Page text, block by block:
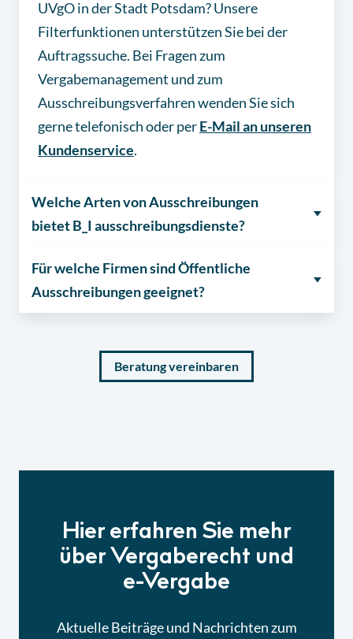
UVgO in der Stadt Potsdam? Unsere
Filterfunktionen unterstützen Sie bei der
Auftragssuche. Bei Fragen zum
Vergabemanagement und zum
Ausschreibungsverfahren wenden Sie sich
gerne telefonisch oder perE-Mail an unseren
Kundenservice.
Welche Arten von Ausschreibungen
bietet B_I ausschreibungsdienste?
Für welche Firmen sind Öffentliche
Ausschreibungen geeignet?
Beratung vereinbaren
Hier erfahren Sie mehr
über Vergaberecht und
e-Vergabe
Aktuelle Beiträge und Nachrichten zum